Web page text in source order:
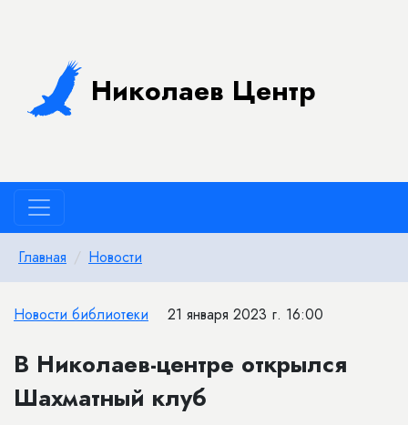
Николаев Центр
Главная Новости
Новости библиотеки 21 января 2023 г. 16:00
​В Николаев-центре открылся
Шахматный клуб